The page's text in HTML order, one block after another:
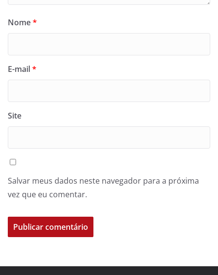
Nome*
E-mail*
Site
Salvar meus dados neste navegador para a próxima
vez que eu comentar.